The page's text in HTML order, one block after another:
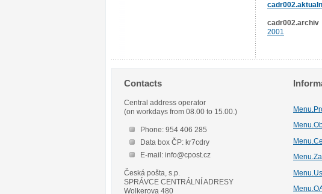
cadr002.archiv
2001
Contacts
Central address operator
(on workdays from 08.00 to 15.00.)
Phone: 954 406 285
Data box ČP: kr7cdry
E-mail: info@cpost.cz
Česká pošta, s.p.
SPRÁVCE CENTRÁLNÍ ADRESY
Wolkerova 480